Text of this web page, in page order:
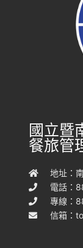
國立暨
餐旅管
地址：
電話：
專線：
信箱：